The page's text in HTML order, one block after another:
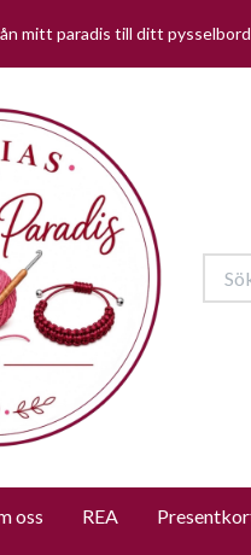
mitt paradis till ditt
oss REA